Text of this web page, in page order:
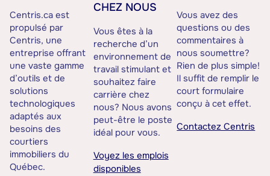
Centris.ca est
propulsé par
Centris, une
entreprise offrant
une vaste gamme
d’outils et de
solutions
technologiques
adaptés aux
besoins des
courtiers
immobiliers du
Québec.
CHEZ NOUS
Vous êtes à la
recherche d’un
environnement de
travail stimulant et
souhaitez faire
carrière chez
nous? Nous avons
peut-être le poste
idéal pour vous.
Voyez les emplois
disponibles
Vous avez des
questions ou des
commentaires à
nous soumettre?
Rien de plus simple!
Il suffit de remplir le
court formulaire
conçu à cet effet.
Contactez Centris